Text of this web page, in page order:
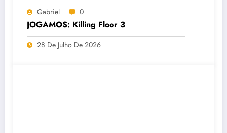
Gabriel 0
JOGAMOS: Killing Floor 3
28 De Julho De 2026